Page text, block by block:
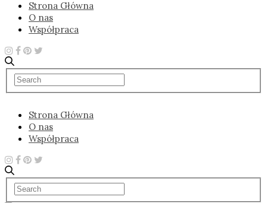
Strona Główna
O nas
Współpraca
Strona Główna
O nas
Współpraca